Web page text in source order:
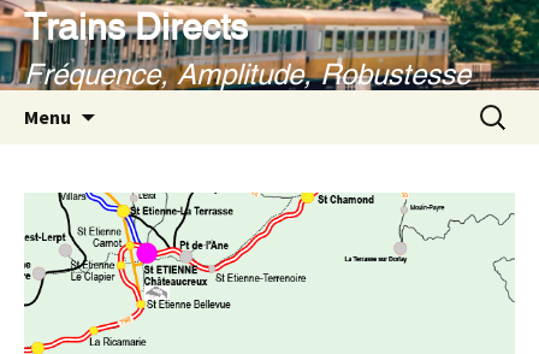
Aller
au
contenu
Trains Directs
Fréquence, Amplitude, Robustesse
Menu